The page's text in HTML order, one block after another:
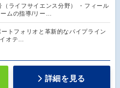
（ライフサイエンス分野） ・フィール
ームの指導/リー…
トフォリオと革新的なパイプライン
オテ…
詳細を見る